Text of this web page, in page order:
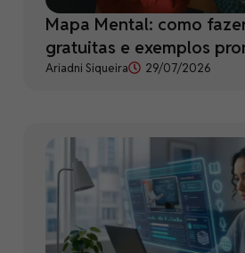
Mapa Mental: como
gratuitas e exemplos
Ariadni Siqueira 29/07/2026